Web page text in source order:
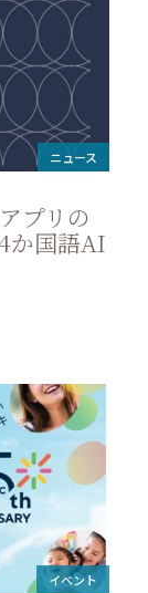
ニュース
プリの
か国語AI
イベント